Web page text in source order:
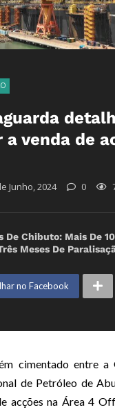
venda de
Junho, 2024 0
De Chibuto: Mais De
Meses De
no Facebook
cimentado entre a
de Petróleo de
acções na Área 4